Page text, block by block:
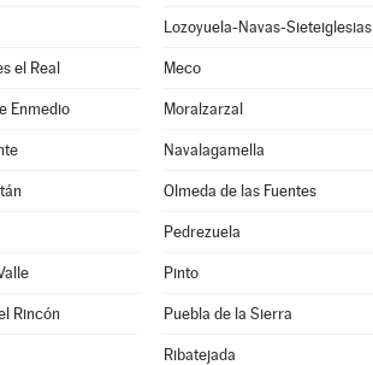
Lozoyuela-Navas-Sieteiglesias
el Real Meco
Enmedio Moralzarzal
Navalagamella
Olmeda de las Fuentes
Pedrezuela
Pinto
Rincón Puebla de la Sierra
Ribatejada